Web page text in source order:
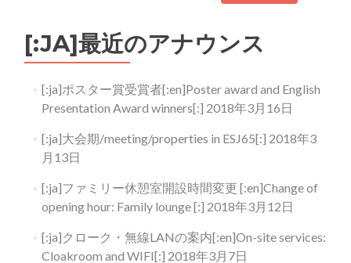
[:JA]最近のアナウンス
[:ja]ポスター賞受賞者[:en]Poster award and English
Presentation Award winners[:] 2018年3月16日
[:ja]大会期/meeting/properties in ESJ65[:] 2018年3
月13日
[:ja]ファミリー休憩室開設時間変更 [:en]Change of
opening hour: Family lounge [:] 2018年3月12日
[:ja]クローク・無線LANの案内[:en]On-site services:
Cloakroom and WIFI[:] 2018年3月7日